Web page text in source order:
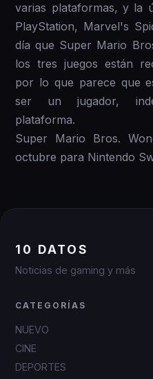
varias plataformas, y la
PlayStation, Marvel's
día que Super Mario
los tres juegos están
por lo que parece que
ser un jugador,
plataforma.
Super Mario Bros.
octubre para Nintendo
10 DATOS
Noticias de gaming y más
CATEGORÍAS
NUEVO
CINE
DEPORTES